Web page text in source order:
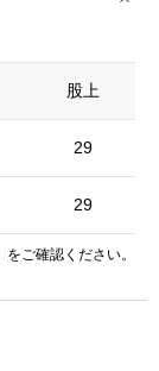
股上
29
29
をご確認ください。